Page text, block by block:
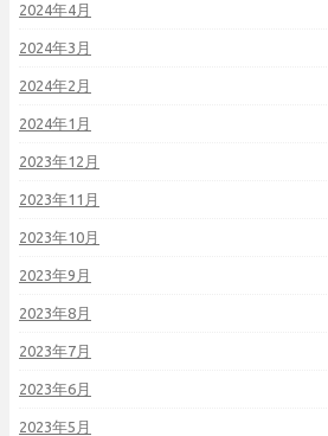
2024年4月
2024年3月
2024年2月
2024年1月
2023年12月
2023年11月
2023年10月
2023年9月
2023年8月
2023年7月
2023年6月
2023年5月